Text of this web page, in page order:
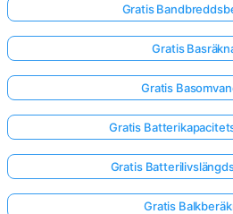
Gratis
Gratis
Gratis
Gratis
Gratis
Gratis